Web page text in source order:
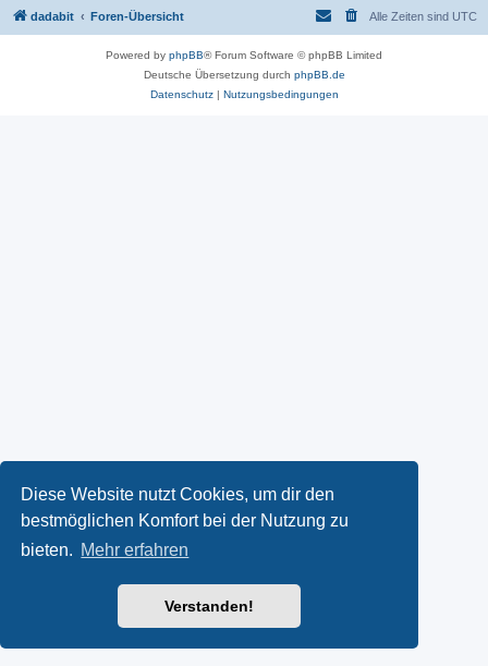
Diese Website nutzt Cookies, um dir den
bestmöglichen Komfort bei der Nutzung zu
bieten. Mehr erfahren
Verstanden!
dadabit Foren-Übersicht Alle Zeiten sind UTC
Powered by phpBB® Forum Software © phpBB Limited
Deutsche Übersetzung durch phpBB.de
Datenschutz| Nutzungsbedingungen